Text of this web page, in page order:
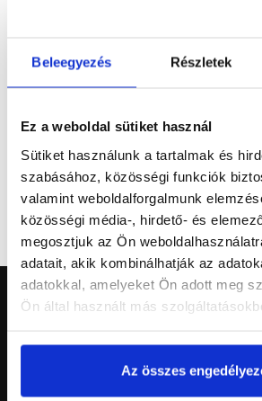
Beleegyezés Részletek
Ez a weboldal sütiket használ
Sütiket használunk a tartalmak és
szabásához, közösségi funkciók
valamint weboldalforgalmunk
közösségi média-, hirdető- és
megosztjuk az Ön
adatait, akik kombinálhatják az
adatokkal, amelyeket Ön adott meg
Ön által használt más
Az összes
Kapcsolódó cikkek
Szolgáltatások